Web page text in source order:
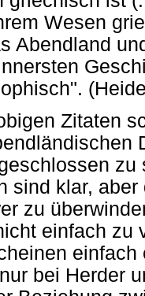
Wesen
Abendland
Zitaten
sind klar,
zu
einfach zu
bei Herder